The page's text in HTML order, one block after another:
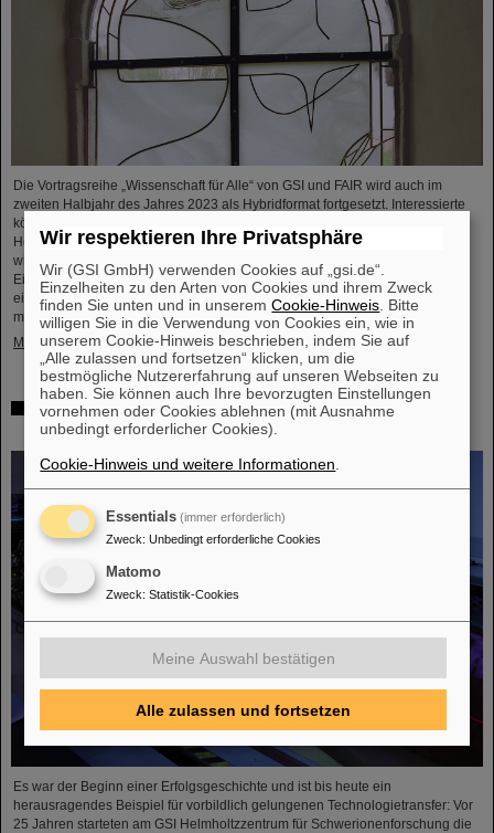
Die Vortragsreihe „Wissenschaft für Alle“ von GSI und FAIR wird auch im
zweiten Halbjahr des Jahres 2023 als Hybridformat fortgesetzt. Interessierte
können entweder nach Voranmeldung an der Präsenzveranstaltung im
Hörsaal von GSI/FAIR teilnehmen oder sich mit einem internetfähigen Gerät
wie beispielsweise einem Laptop, Mobiltelefon oder Tablet über einen
Einwahllink in die Übertragung der Veranstaltung per Videokonferenz
einwählen. Das Programm beginnt am Mittwoch, dem 13. September 2023,
mit…
Mehr »
25 Jahre Tumortherapie: Präzise Waffen im Kampf gegen
den Krebs
Es war der Beginn einer Erfolgsgeschichte und ist bis heute ein
herausragendes Beispiel für vorbildlich gelungenen Technologietransfer: Vor
25 Jahren starteten am GSI Helmholtzzentrum für Schwerionenforschung die
Wir respektieren Ihre Privatsphäre
Wir (GSI GmbH) verwenden Cookies auf „gsi.de“.
Einzelheiten zu den Arten von Cookies und ihrem Zweck
finden Sie unten und in unseremCookie-Hinweis . Bitte
willigen Sie in die Verwendung von Cookies ein, wie in
unserem Cookie-Hinweis beschrieben, indem Sie auf
„Alle zulassen und fortsetzen“ klicken, um die
bestmögliche Nutzererfahrung auf unseren Webseiten zu
haben. Sie können auch Ihre bevorzugten Einstellungen
vornehmen oder Cookies ablehnen (mit Ausnahme
unbedingt erforderlicher Cookies).
Cookie-Hinweis und weitere Informationen
Essentials (immer erforderlich)
Zweck: Unbedingt erforderliche Cookies
Matomo
Zweck: Statistik-Cookies
Meine Auswahl bestätigen
Alle zulassen und fortsetzen